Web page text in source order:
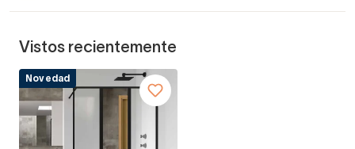
Vistos recientemente
Novedad